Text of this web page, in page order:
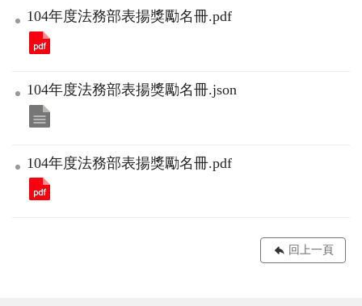
104年度法務部表揚獎勵名冊.pdf
104年度法務部表揚獎勵名冊.json
104年度法務部表揚獎勵名冊.pdf
回上一頁